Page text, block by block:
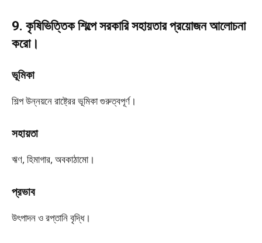
9. কৃষিভিত্তিক শিল্পে সরকারি সহায়তার প্রয়োজন আলোচনা
করো।
ভূমিকা
শিল্প উন্নয়নে রাষ্ট্রের ভূমিকা গুরুত্বপূর্ণ।
সহায়তা
ঋণ, হিমাগার, অবকাঠামো।
প্রভাব
উৎপাদন ও রপ্তানি বৃদ্ধি।